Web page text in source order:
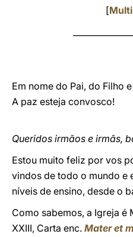
[
Em nome do Pai, do Filho
A paz esteja convosco!
Queridos irmãos e irmãs,
Estou muito feliz por vos
vindos de todo o mundo e
níveis de ensino, desde o
Como sabemos, a Igreja é
XXIII, Carta enc. Mater et